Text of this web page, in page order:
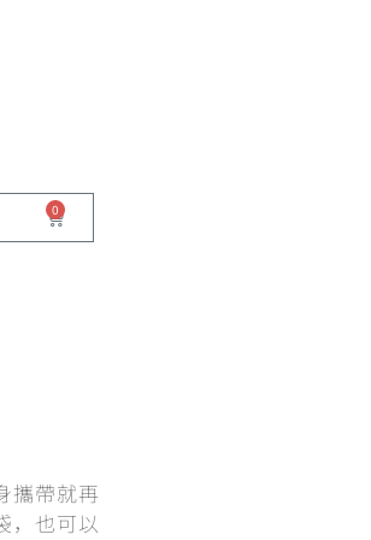
0
攜帶就再
，也可以